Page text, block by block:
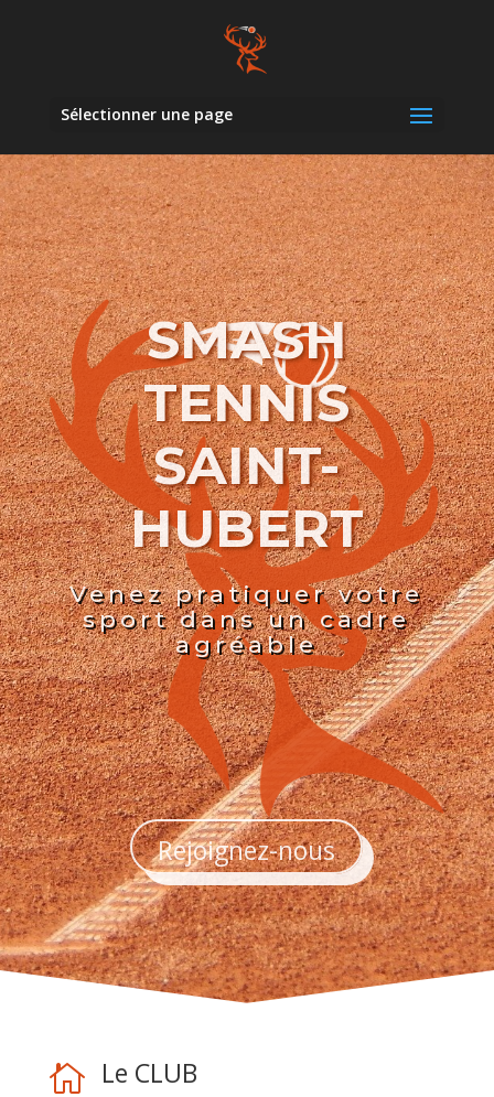
Sélectionner une page
SMASH
TENNIS
SAINT-
HUBERT
Venez pratiquer votre
sport dans un cadre
agréable
Rejoignez-nous
 Le CLUB